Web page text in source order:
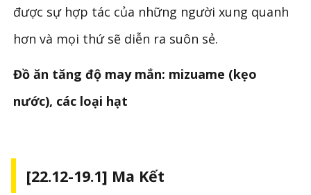
được sự hợp tác của những người xung quanh
hơn và mọi thứ sẽ diễn ra suôn sẻ.
Đồ ăn tăng độ may mắn: mizuame (kẹo
nước), các loại hạt
[22.12-19.1] Ma Kết